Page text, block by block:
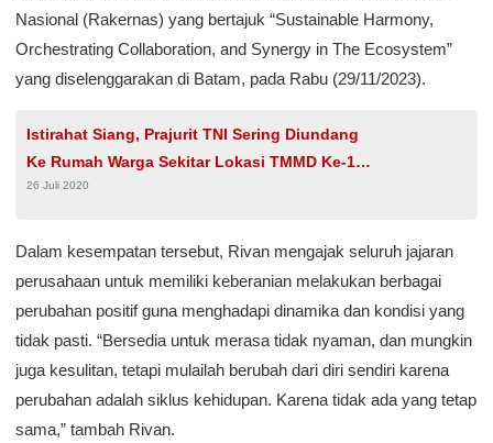
Nasional (Rakernas) yang bertajuk “Sustainable Harmony,
Orchestrating Collaboration, and Synergy in The Ecosystem”
yang diselenggarakan di Batam, pada Rabu (29/11/2023).
Istirahat Siang, Prajurit TNI Sering Diundang
Ke Rumah Warga Sekitar Lokasi TMMD Ke-108
Kodim 0605/Subang
26 Juli 2020
Dalam kesempatan tersebut, Rivan mengajak seluruh jajaran
perusahaan untuk memiliki keberanian melakukan berbagai
perubahan positif guna menghadapi dinamika dan kondisi yang
tidak pasti. “Bersedia untuk merasa tidak nyaman, dan mungkin
juga kesulitan, tetapi mulailah berubah dari diri sendiri karena
perubahan adalah siklus kehidupan. Karena tidak ada yang tetap
sama,” tambah Rivan.